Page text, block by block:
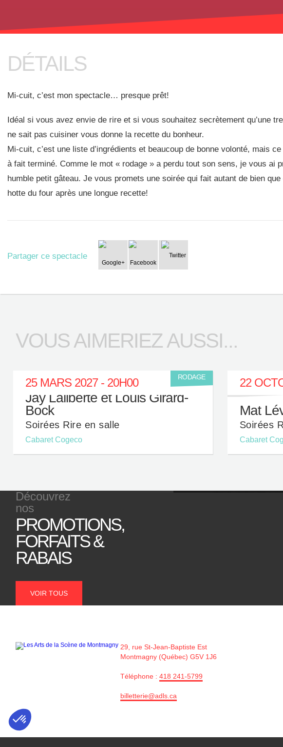
DÉTAILS
Mi-cuit, c’est mon spectacle… presque prêt!
Idéal si vous avez envie de rire et si vous souhaitez secrètement qu’une
ne sait pas cuisiner vous donne la recette du bonheur.
Mi-cuit, c’est une liste d’ingrédients et beaucoup de bonne volonté, mais
à fait terminé. Comme le mot « rodage » a perdu tout son sens, je vous ai
humble petit gâteau. Je vous promets une soirée qui fait autant de bien que
hotte du four après une longue recette!
Partager ce spectacle
VOUS AIMERIEZ AUSSI...
25 MARS 2027 - 20H00 RODAGE
Jay Laliberté et Louis Girard-
Bock
Soirées Rire en salle
Cabaret Cogeco
22
Mat
Soirées
Cabaret
Découvrez
nos
PROMOTIONS,
FORFAITS &
RABAIS
VOIR TOUS
QUI SONT
29, rue St-Jean-Baptiste Est
Montmagny (Québec) G5V 1J6
Téléphone : 418 241-5799
billetterie@adls.ca